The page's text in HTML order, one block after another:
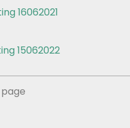
16062021
15062022